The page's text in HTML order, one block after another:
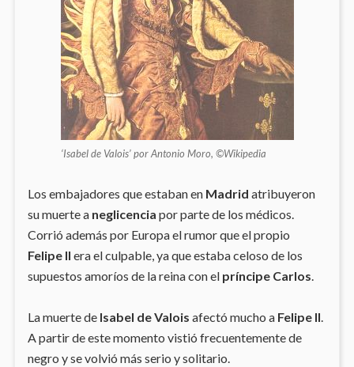
‘Isabel de Valois’ por Antonio Moro, ©Wikipedia
Los embajadores que estaban en Madrid atribuyeron
su muerte a neglicencia por parte de los médicos.
Corrió además por Europa el rumor que el propio
Felipe II era el culpable, ya que estaba celoso de los
supuestos amoríos de la reina con el príncipe Carlos
La muerte de Isabel de Valois afectó mucho a Felipe II.
A partir de este momento vistió frecuentemente de
negro y se volvió más serio y solitario.